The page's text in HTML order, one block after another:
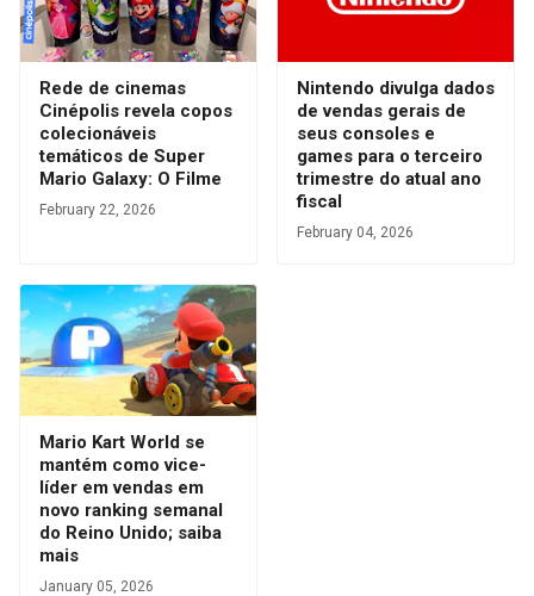
Rede de cinemas
Cinépolis revela copos
colecionáveis
temáticos de Super
Mario Galaxy: O Filme
February 22, 2026
Nintendo divulga dados
de vendas gerais de
seus consoles e
games para o terceiro
trimestre do atual ano
fiscal
February 04, 2026
Mario Kart World se
mantém como vice-
líder em vendas em
novo ranking semanal
do Reino Unido; saiba
mais
January 05, 2026